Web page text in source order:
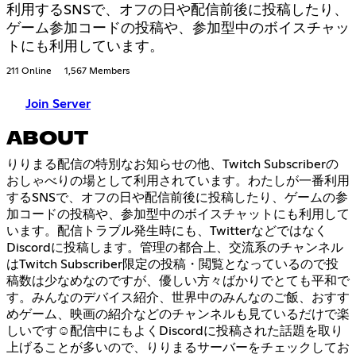
利用するSNSで、オフの日や配信前後に投稿したり、
ゲーム参加コードの投稿や、参加型中のボイスチャッ
トにも利用しています。
211 Online 1,567 Members
Join Server
ABOUT
りりまる配信の特別なお知らせの他、Twitch Subscriberの
おしゃべりの場として利用されています。わたしが一番利用
するSNSで、オフの日や配信前後に投稿したり、ゲームの参
加コードの投稿や、参加型中のボイスチャットにも利用して
います。配信トラブル発生時にも、Twitterなどではなく
Discordに投稿します。管理の都合上、交流系のチャンネル
はTwitch Subscriber限定の投稿・閲覧となっているので投
稿数は少なめなのですが、優しい方々ばかりでとても平和で
す。みんなのデバイス紹介、世界中のみんなのご飯、おすす
めゲーム、映画の紹介などのチャンネルも見ているだけで楽
しいです☺配信中にもよくDiscordに投稿された話題を取り
上げることが多いので、りりまるサーバーをチェックしてお